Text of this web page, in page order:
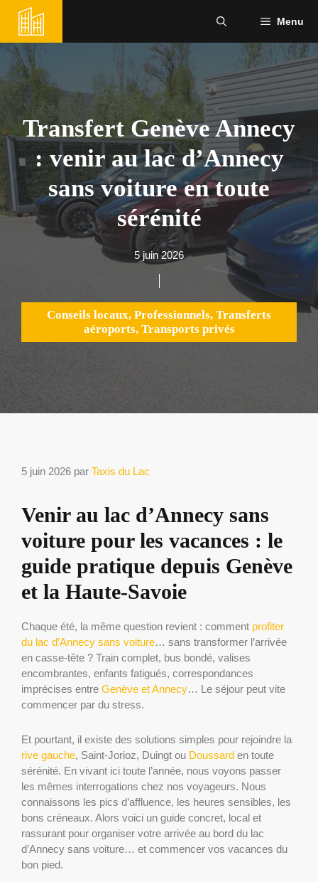
contenu
Menu
Transfert Genève Annecy
: venir au lac d’Annecy
sans voiture en toute
sérénité
5 juin 2026
Conseils locaux, Professionnels, Transferts
aéroports, Transports privés
5 juin 2026 par Taxis du Lac
Venir au lac d’Annecy sans
voiture pour les vacances : le
guide pratique depuis Genève
et la Haute-Savoie
Chaque été, la même question revient : comment profiter
du lac d’Annecy sans voiture… sans transformer l’arrivée
en casse-tête ? Train complet, bus bondé, valises
encombrantes, enfants fatigués, correspondances
imprécises entre Genève et Annecy… Le séjour peut vite
commencer par du stress.
Et pourtant, il existe des solutions simples pour rejoindre la
rive gauche, Saint-Jorioz, Duingt ou Doussard en toute
sérénité. En vivant ici toute l’année, nous voyons passer
les mêmes interrogations chez nos voyageurs. Nous
connaissons les pics d’affluence, les heures sensibles, les
bons créneaux. Alors voici un guide concret, local et
rassurant pour organiser votre arrivée au bord du lac
d’Annecy sans voiture… et commencer vos vacances du
bon pied.